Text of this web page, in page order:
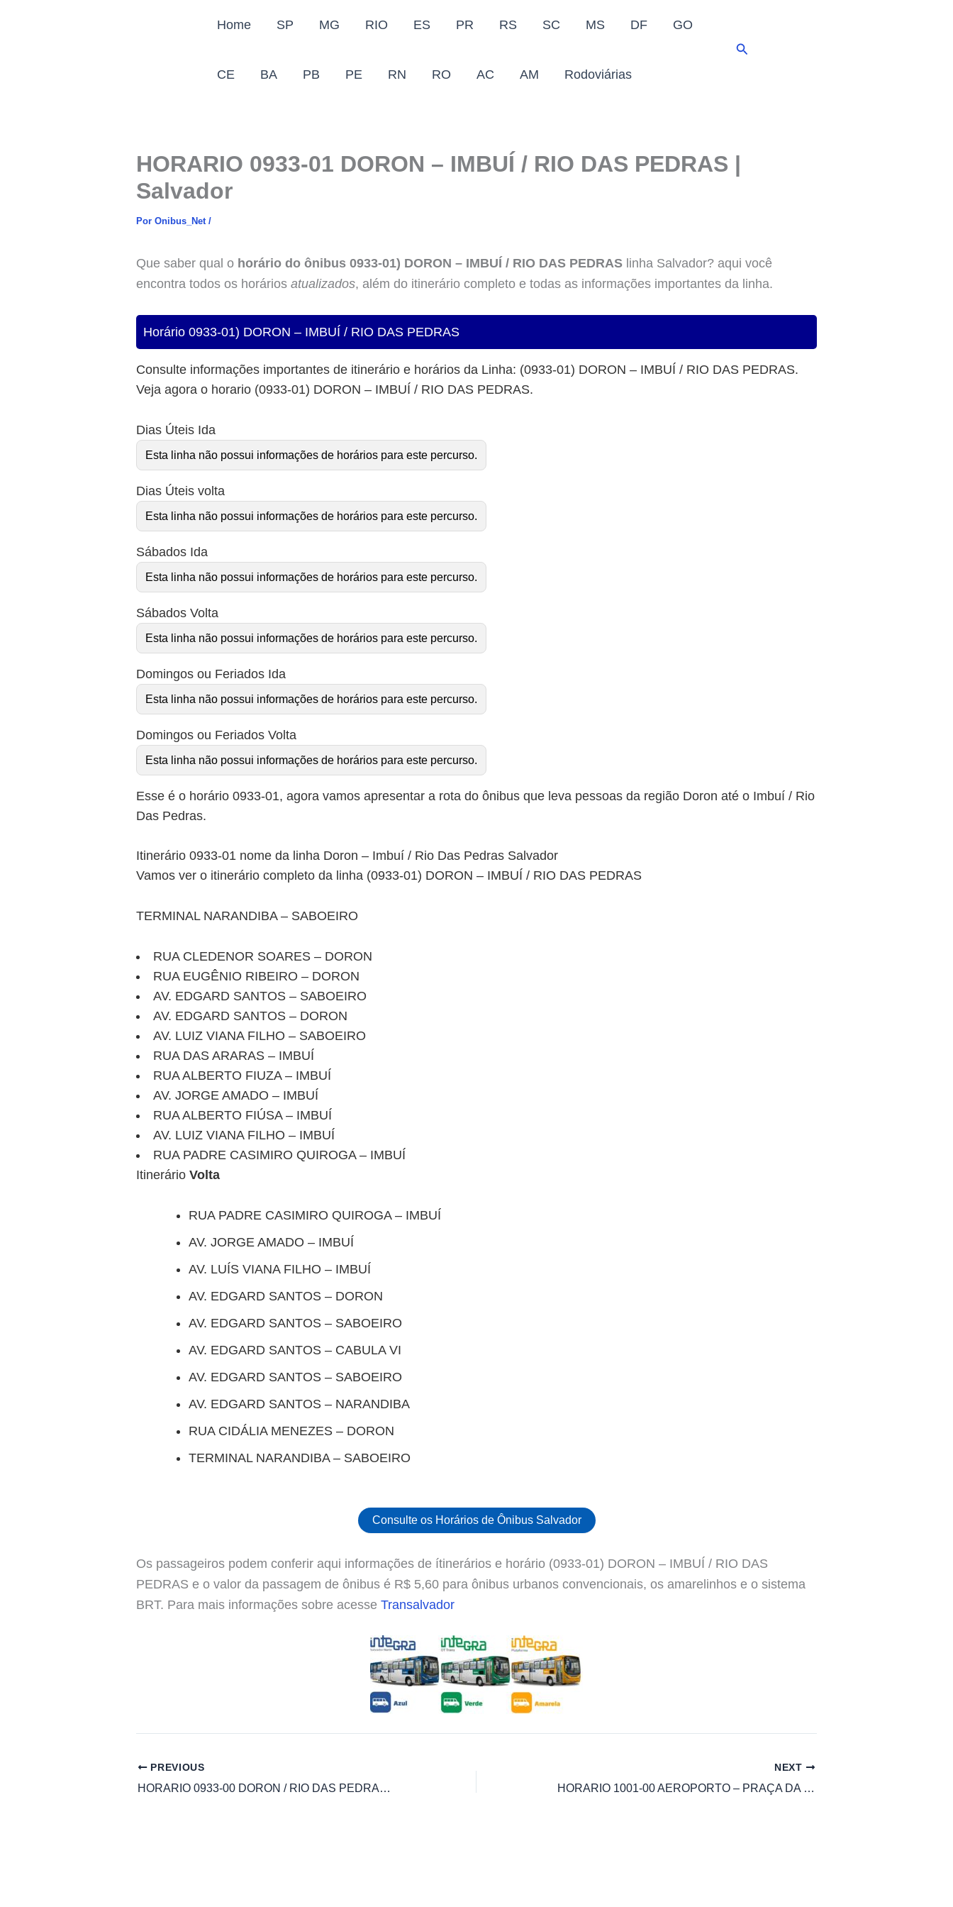
Home SP MG RIO ES PR RS SC MS DF GO
CE BA PB PE RN RO AC AM Rodoviárias
Pesquisar
HORARIO 0933-01 DORON – IMBUÍ / RIO DAS PEDRAS |
Salvador
Por Onibus_Net /
Que saber qual o horário do ônibus 0933-01) DORON – IMBUÍ / RIO DAS PEDRAS linha Salvador? aqui você
encontra todos os horários atualizados, além do itinerário completo e todas as informações importantes da linha.
Horário 0933-01) DORON – IMBUÍ / RIO DAS PEDRAS
Consulte informações importantes de itinerário e horários da Linha: (0933-01) DORON – IMBUÍ / RIO DAS PEDRAS.
Veja agora o horario (0933-01) DORON – IMBUÍ / RIO DAS PEDRAS.
Dias Úteis Ida
Esta linha não possui informações de horários para este percurso.
Dias Úteis volta
Esta linha não possui informações de horários para este percurso.
Sábados Ida
Esta linha não possui informações de horários para este percurso.
Sábados Volta
Esta linha não possui informações de horários para este percurso.
Domingos ou Feriados Ida
Esta linha não possui informações de horários para este percurso.
Domingos ou Feriados Volta
Esta linha não possui informações de horários para este percurso.
Esse é o horário 0933-01, agora vamos apresentar a rota do ônibus que leva pessoas da região Doron até o Imbuí / Rio
Das Pedras.
Itinerário 0933-01 nome da linha Doron – Imbuí / Rio Das Pedras Salvador
Vamos ver o itinerário completo da linha (0933-01) DORON – IMBUÍ / RIO DAS PEDRAS
TERMINAL NARANDIBA – SABOEIRO
RUA CLEDENOR SOARES – DORON
RUA EUGÊNIO RIBEIRO – DORON
AV. EDGARD SANTOS – SABOEIRO
AV. EDGARD SANTOS – DORON
AV. LUIZ VIANA FILHO – SABOEIRO
RUA DAS ARARAS – IMBUÍ
RUA ALBERTO FIUZA – IMBUÍ
AV. JORGE AMADO – IMBUÍ
RUA ALBERTO FIÚSA – IMBUÍ
AV. LUIZ VIANA FILHO – IMBUÍ
RUA PADRE CASIMIRO QUIROGA – IMBUÍ
Itinerário Volta
RUA PADRE CASIMIRO QUIROGA – IMBUÍ
AV. JORGE AMADO – IMBUÍ
AV. LUÍS VIANA FILHO – IMBUÍ
AV. EDGARD SANTOS – DORON
AV. EDGARD SANTOS – SABOEIRO
AV. EDGARD SANTOS – CABULA VI
AV. EDGARD SANTOS – SABOEIRO
AV. EDGARD SANTOS – NARANDIBA
RUA CIDÁLIA MENEZES – DORON
TERMINAL NARANDIBA – SABOEIRO
Consulte os Horários de Ônibus Salvador
Os passageiros podem conferir aqui informações de ítinerários e horário (0933-01) DORON – IMBUÍ / RIO DAS
PEDRAS e o valor da passagem de ônibus é R$ 5,60 para ônibus urbanos convencionais, os amarelinhos e o sistema
BRT. Para mais informações sobre acesse Transalvador
PREVIOUS
HORARIO 0933-00 DORON / RIO DAS PEDRAS – PRAÇA DA SÉ | Salvador
NEXT
HORARIO 1001-00 AEROPORTO – PRAÇA DA SÉ (AV. OCEÂNICA) | Salvador